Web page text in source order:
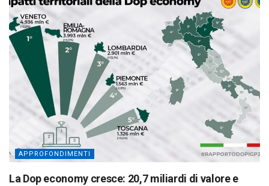
APPROFONDIMENTI
La Dop economy cresce: 20,7 miliardi di valore e